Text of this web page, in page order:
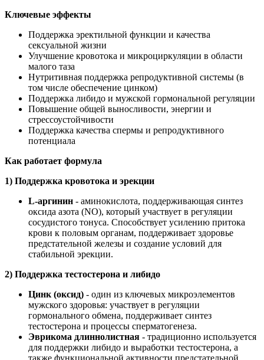
Ключевые эффекты
Поддержка эректильной функции и качества
сексуальной жизни
Улучшение кровотока и микроциркуляции в области
малого таза
Нутритивная поддержка репродуктивной системы (в
том числе обеспечение цинком)
Поддержка либидо и мужской гормональной регуляции
Повышение общей выносливости, энергии и
стрессоустойчивости
Поддержка качества спермы и репродуктивного
потенциала
Как работает формула
1) Поддержка кровотока и эрекции
L-аргинин - аминокислота, поддерживающая синтез
оксида азота (NO), который участвует в регуляции
сосудистого тонуса. Способствует усилению притока
крови к половым органам, поддерживает здоровье
предстательной железы и создание условий для
стабильной эрекции.
2) Поддержка тестостерона и либидо
Цинк (оксид) - один из ключевых микроэлементов
мужского здоровья: участвует в регуляции
гормонального обмена, поддерживает синтез
тестостерона и процессы сперматогенеза.
Эврикома длиннолистная - традиционно используется
для поддержки либидо и выработки тестостерона, а
также функциональной активности предстательной